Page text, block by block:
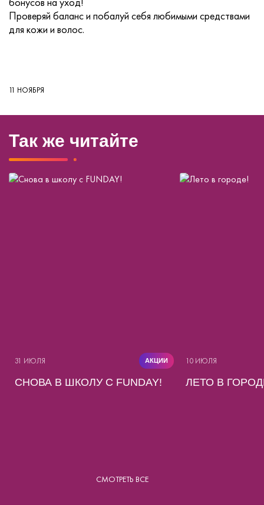
Проверяй баланс и побалуй себя любимыми средствами
для кожи и волос.
11 НОЯБРЯ
Так же читайте
31 ИЮЛЯ АКЦИИ
СНОВА В ШКОЛУ С FUNDAY!
10 ИЮЛЯ
ЛЕТО В
СМОТРЕТЬ ВСЕ